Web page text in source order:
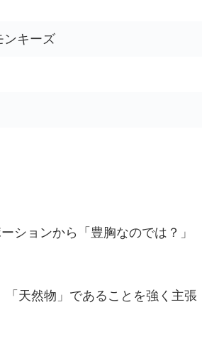
キーズ
ションから「豊胸なのでは？」
天然物」であることを強く主張